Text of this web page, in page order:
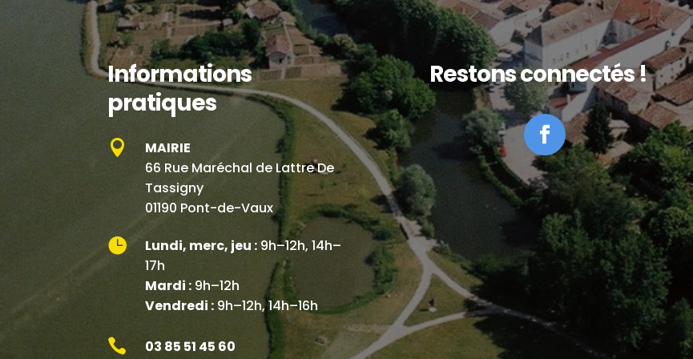
Informations
pratiques

MAIRIE
66 Rue Maréchal de Lattre De
Tassigny
01190 Pont-de-Vaux
 Lundi, merc, jeu : 9h–12h, 14h–
17h
Mardi : 9h–12h
Vendredi : 9h–12h, 14h–16h
 03 85 51 45 60
Restons connectés !
Facebook